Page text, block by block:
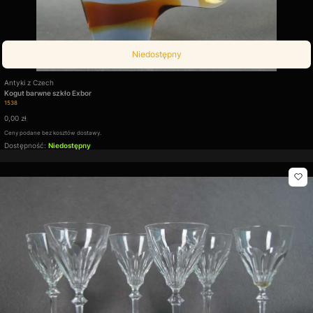
Niedostępny
Kod produktu
1538
Kogut barwne szkło Exbor
Producent
Antyki z Czech
Cena
0,00 zł
Ceny podane bez kosztów dostawy.
Dostępność: Niedostępny